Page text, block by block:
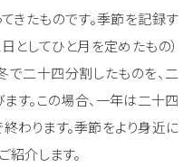
きたものです。季節を記録す
としてひと月を定めたもの）
で二十四分割したものを、二
ます。この場合、一年は二十四
終わります。季節をより身近に
紹介します。